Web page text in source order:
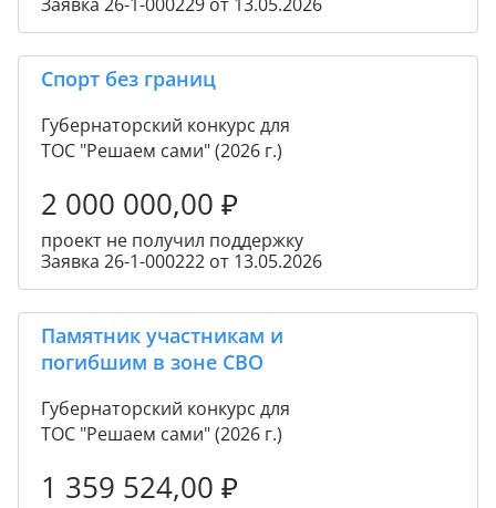
Спорт без границ
Губернаторский конкурс для
ТОС "Решаем сами" (2026 г.)
2 000 000,00 ₽
проект не получил поддержку
Заявка 26-1-000222 от 13.05.2026
Памятник участникам и
погибшим в зоне СВО
Губернаторский конкурс для
ТОС "Решаем сами" (2026 г.)
1 359 524,00 ₽